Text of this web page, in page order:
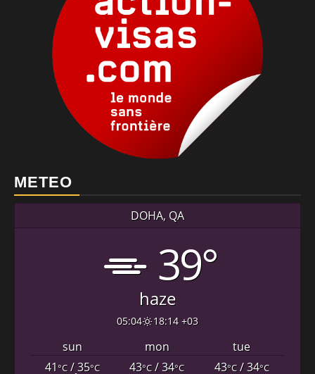
METEO
DOHA, QA
39°
haze
05:04 18:14 +03
sun mon
tue
41°C/ 35°C 43°C/ 34°C 43°C/ 34°C